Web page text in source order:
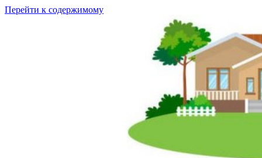
Перейти к содержимому